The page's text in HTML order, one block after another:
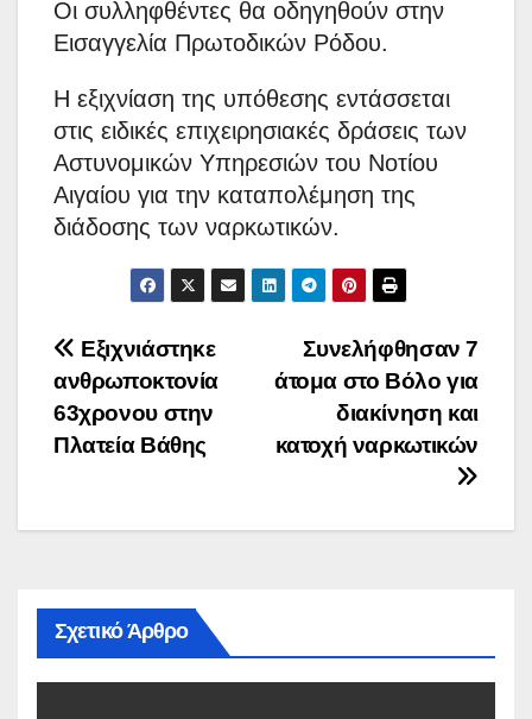
Οι συλληφθέντες θα οδηγηθούν στην
Εισαγγελία Πρωτοδικών Ρόδου.
Η εξιχνίαση της υπόθεσης εντάσσεται
στις ειδικές επιχειρησιακές δράσεις των
Αστυνομικών Υπηρεσιών του Νοτίου
Αιγαίου για την καταπολέμηση της
διάδοσης των ναρκωτικών.
Πλοήγηση
άρθρων
Συνελήφθησαν 7
άτομα στο Βόλο για
διακίνηση και
κατοχή ναρκωτικών
Εξιχνιάστηκε
ανθρωποκτονία
63χρονου στην
Πλατεία Βάθης
Σχετικό Άρθρο